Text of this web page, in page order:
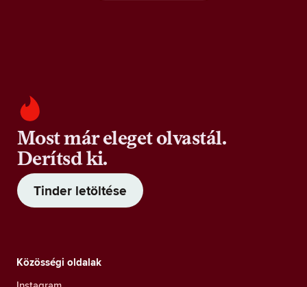
Most már eleget olvastál.
Derítsd ki.
Tinder letöltése
Közösségi oldalak